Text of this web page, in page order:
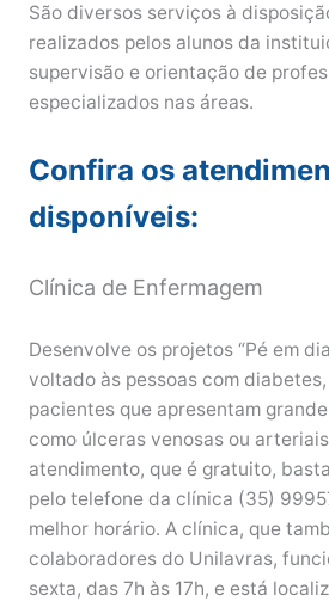
São diversos serviços à
realizados pelos alunos da
supervisão e orientação de
especializados nas áreas.
Confira os
disponíveis:
Clínica de Enfermagem
Desenvolve os projetos “Pé em
voltado às pessoas com diabetes,
pacientes que apresentam
como úlceras venosas ou
atendimento, que é gratuito,
pelo telefone da clínica (35)
melhor horário. A clínica, que
colaboradores do Unilavras,
sexta, das 7h às 17h, e está